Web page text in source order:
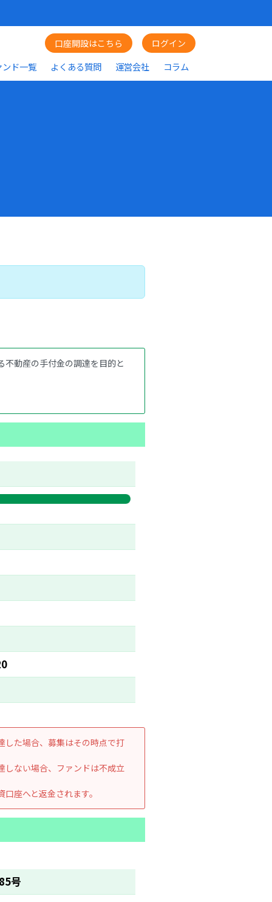
口座開設はこちら ログイン
ンド一覧 よくある質問 運営会社 コラム
不動産の手付金の調達を目的と
した場合、募集はその時点で打
しない場合、ファンドは不成立
座へと返金されます。
号